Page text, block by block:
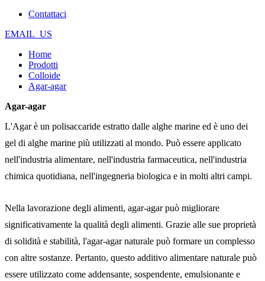
Contattaci
EMAIL_US
Home
Prodotti
Colloide
Agar-agar
Agar-agar
L'Agar è un polisaccaride estratto dalle alghe marine ed è uno dei
gel di alghe marine più utilizzati al mondo. Può essere applicato
nell'industria alimentare, nell'industria farmaceutica, nell'industria
chimica quotidiana, nell'ingegneria biologica e in molti altri campi.
Nella lavorazione degli alimenti, agar-agar può migliorare
significativamente la qualità degli alimenti. Grazie alle sue proprietà
di solidità e stabilità, l'agar-agar naturale può formare un complesso
con altre sostanze. Pertanto, questo additivo alimentare naturale può
essere utilizzato come addensante, sospendente, emulsionante e